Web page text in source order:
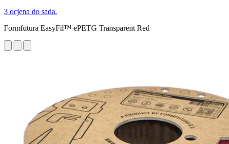
3 ocjena do sada.
Formfutura EasyFil™ ePETG Transparent Red